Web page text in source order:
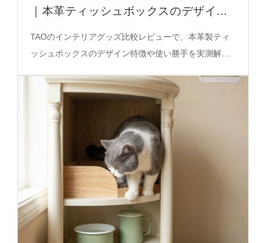
｜本革ティッシュボックスのデザイン
TAOのインテリアグッズ比較レビューで、本革製ティ
ッシュボックスのデザイン特徴や使い勝手を実測解
く解説した決定版ガイド。